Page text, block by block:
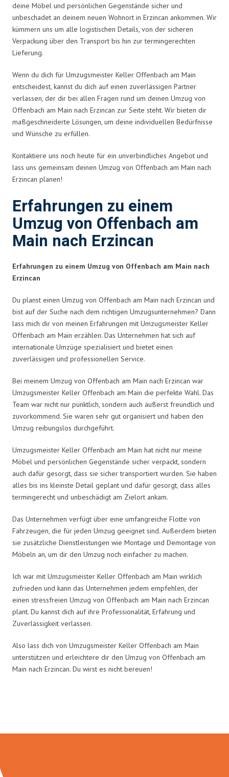
deine Möbel und persönlichen Gegenstände sicher und
unbeschadet an deinem neuen Wohnort in Erzincan ankommen. Wir
kümmern uns um alle logistischen Details, von der sicheren
Verpackung über den Transport bis hin zur termingerechten
Lieferung.
Wenn du dich für Umzugsmeister Keller Offenbach am Main
entscheidest, kannst du dich auf einen zuverlässigen Partner
verlassen, der dir bei allen Fragen rund um deinen Umzug von
Offenbach am Main nach Erzincan zur Seite steht. Wir bieten dir
maßgeschneiderte Lösungen, um deine individuellen Bedürfnisse
und Wünsche zu erfüllen.
Kontaktiere uns noch heute für ein unverbindliches Angebot und
lass uns gemeinsam deinen Umzug von Offenbach am Main nach
Erzincan planen!
Erfahrungen zu einem
Umzug von Offenbach am
Main nach Erzincan
Erfahrungen zu einem Umzug von Offenbach am Main nach
Erzincan
Du planst einen Umzug von Offenbach am Main nach Erzincan und
bist auf der Suche nach dem richtigen Umzugsunternehmen? Dann
lass mich dir von meinen Erfahrungen mit Umzugsmeister Keller
Offenbach am Main erzählen. Das Unternehmen hat sich auf
internationale Umzüge spezialisiert und bietet einen
zuverlässigen und professionellen Service.
Bei meinem Umzug von Offenbach am Main nach Erzincan war
Umzugsmeister Keller Offenbach am Main die perfekte Wahl. Das
Team war nicht nur pünktlich, sondern auch äußerst freundlich und
zuvorkommend. Sie waren sehr gut organisiert und haben den
Umzug reibungslos durchgeführt.
Umzugsmeister Keller Offenbach am Main hat nicht nur meine
Möbel und persönlichen Gegenstände sicher verpackt, sondern
auch dafür gesorgt, dass sie sicher transportiert wurden. Sie haben
alles bis ins kleinste Detail geplant und dafür gesorgt, dass alles
termingerecht und unbeschädigt am Zielort ankam.
Das Unternehmen verfügt über eine umfangreiche Flotte von
Fahrzeugen, die für jeden Umzug geeignet sind. Außerdem bieten
sie zusätzliche Dienstleistungen wie Montage und Demontage von
Möbeln an, um dir den Umzug noch einfacher zu machen.
Ich war mit Umzugsmeister Keller Offenbach am Main wirklich
zufrieden und kann das Unternehmen jedem empfehlen, der
einen stressfreien Umzug von Offenbach am Main nach Erzincan
plant. Du kannst dich auf ihre Professionalität, Erfahrung und
Zuverlässigkeit verlassen.
Also lass dich von Umzugsmeister Keller Offenbach am Main
unterstützen und erleichtere dir den Umzug von Offenbach am
Main nach Erzincan. Du wirst es nicht bereuen!